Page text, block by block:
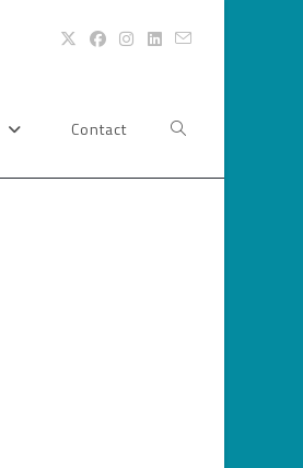
Contact Toggle